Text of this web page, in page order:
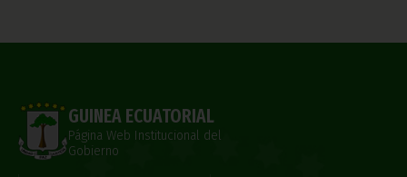
GUINEA ECUATORIAL
Página Web Institucional del
Gobierno